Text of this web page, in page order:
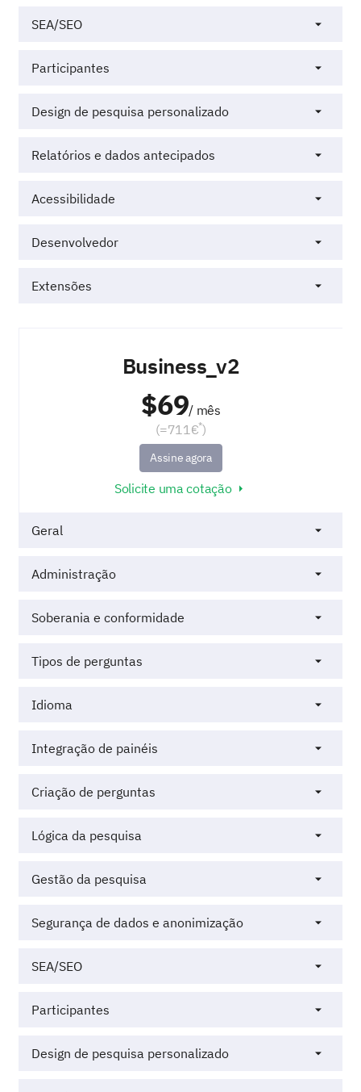
SEA/SEO
Participantes
Design de pesquisa personalizado
Relatórios e dados antecipados
Acessibilidade
Desenvolvedor
Extensões
Business_v2
$69/ mês
(=711€ )
Assine agora
Solicite uma cotação
Geral
Administração
Soberania e conformidade
Tipos de perguntas
Idioma
Integração de painéis
Criação de perguntas
Lógica da pesquisa
Gestão da pesquisa
Segurança de dados e anonimização
SEA/SEO
Participantes
Design de pesquisa personalizado